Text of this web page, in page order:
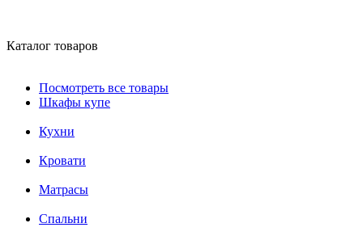
Каталог товаров
Посмотреть все товары
Шкафы купе
Кухни
Кровати
Матрасы
Cпальни